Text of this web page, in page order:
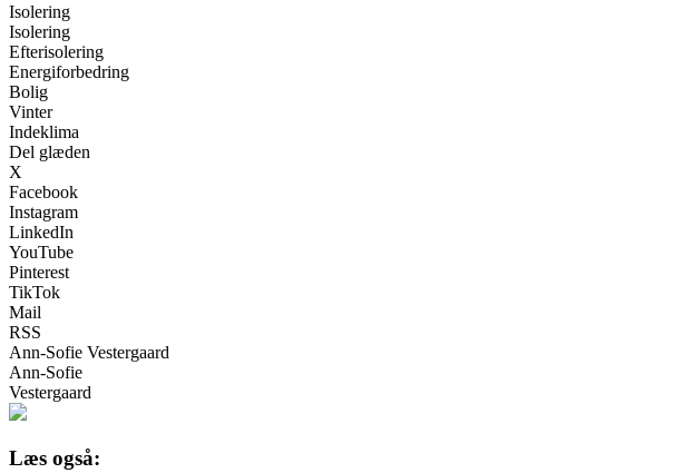
Isolering
Isolering
Efterisolering
Energiforbedring
Bolig
Vinter
Indeklima
Del glæden
X
Facebook
Instagram
LinkedIn
YouTube
Pinterest
TikTok
Mail
RSS
Ann-Sofie Vestergaard
Ann-Sofie
Vestergaard
Læs også: